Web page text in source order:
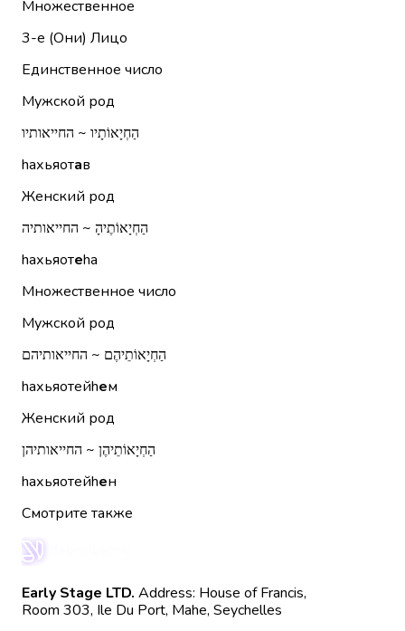
Множественное
3-е (Они) Лицо
Единственное число
Мужской род
הַחְיָאוֹתָיו ~ החייאותיו
hахьяотав
Женский род
הַחְיָאוֹתֶיהָ ~ החייאותיה
hахьяотеhа
Множественное число
Мужской род
הַחְיָאוֹתֵיהֶם ~ החייאותיהם
hахьяотейhем
Женский род
הַחְיָאוֹתֵיהֶן ~ החייאותיהן
hахьяотейhен
Смотрите также
Early Stage LTD. Address: House of Francis,
Room 303, Ile Du Port, Mahe, Seychelles